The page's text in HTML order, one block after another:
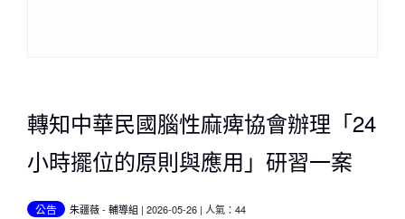
轉知中華民國腦性麻痺協會辦理「24
小時擺位的原則與應用」研習一案
公告 朱疆薇- 輔導組 | 2026-05-26 | 人氣：44